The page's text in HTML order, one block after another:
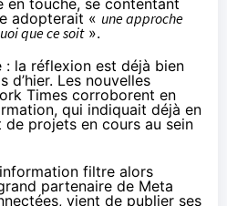
adopterait « une approche
que ce soit».
: la réflexion est déjà bien
d’hier. Les nouvelles
Times corroborent en
qui indiquait déjà en
projets en cours au sein
filtre alors
partenaire de Meta
vient de publier ses